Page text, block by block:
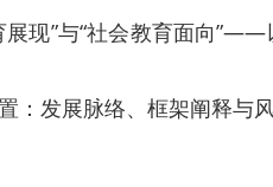
展现”与“社会教育面向
：发展脉络、框架阐释与